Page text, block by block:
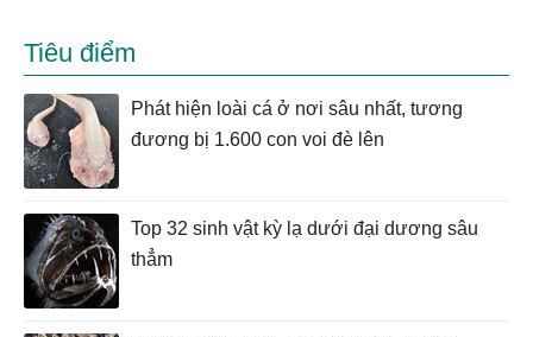
Tiêu điểm
Phát hiện loài cá ở nơi sâu nhất, tương
đương bị 1.600 con voi đè lên
Top 32 sinh vật kỳ lạ dưới đại dương sâu
thẳm